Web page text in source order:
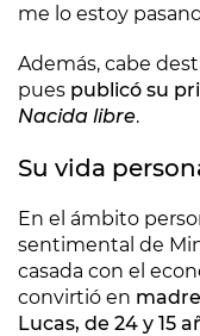
me lo estoy
Además, cabe
pues publicó su
Nacida libre.
Su vida
En el ámbito
sentimental de
casada con el
convirtió en
Lucas, de 24 y 15